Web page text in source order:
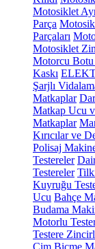
Motosiklet
Parça
Parçaları
Motosiklet
Motorcu Botu
Kaskı
Şarjlı
Matkaplar
Matkap Ucu
Matkaplar
Kırıcılar ve
Polisaj
Testereler
Testereler
Kuyruğu
Ucu Bahçe
Budama
Motorlu
Testere
Çim Biçme